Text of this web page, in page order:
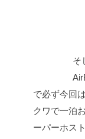
そ
で必ず今回
クワで一泊
ーパーホス